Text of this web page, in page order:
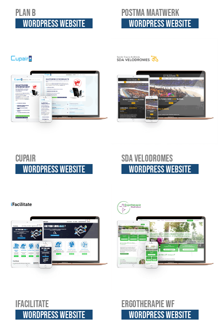
Plan B
WordPress website
Postma Maatwerk
WordPress website
Cupair
WordPress website
SDA Velodromes
WordPress website
iFacilitate
WordPress website
Ergotherapie WF
WordPress website